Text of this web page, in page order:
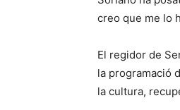
creo que me lo
El regidor de
la programació
la cultura,